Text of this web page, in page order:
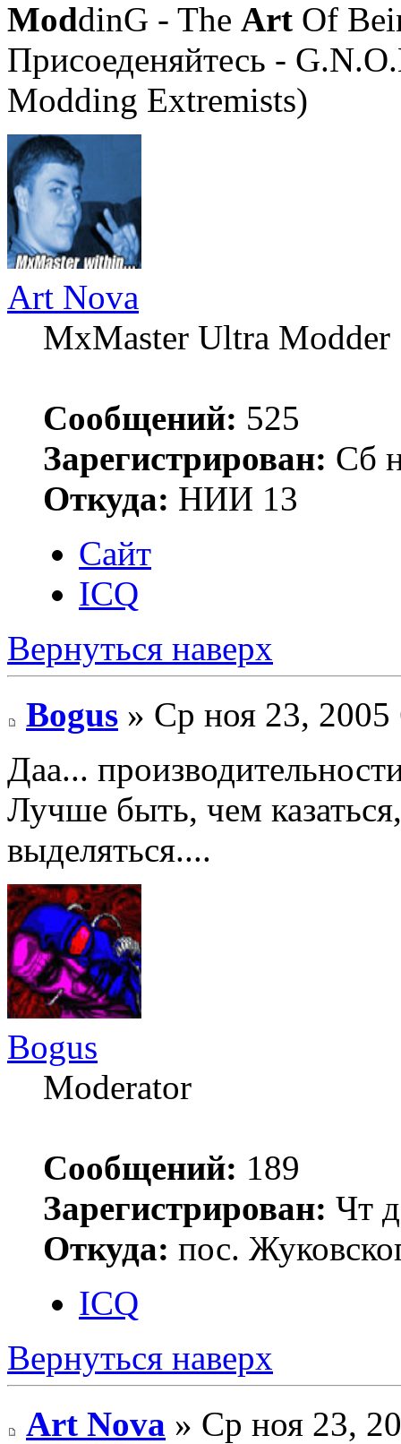
ModdinG - The Art Of
Присоеденяйтесь -
Modding Extremists)
Art Nova
MxMaster Ultra Modder
Сообщений: 525
Зарегистрирован: Сб
Откуда: НИИ 13
Сайт
ICQ
Вернуться наверх
Bogus » Ср ноя 23, 2005
Даа...
Лучше быть, чем
выделяться....
Bogus
Moderator
Сообщений: 189
Зарегистрирован: Чт
Откуда: пос.
ICQ
Вернуться наверх
Art Nova » Ср ноя 23,